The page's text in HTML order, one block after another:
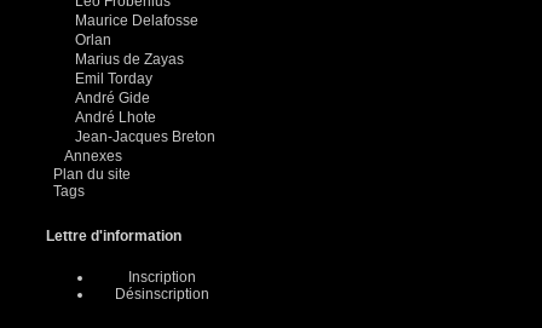
Maurice Delafosse
Orlan
Marius de Zayas
Emil Torday
André Gide
André Lhote
Jean-Jacques Breton
Annexes
Plan du site
Tags
Lettre d'information
Inscription
Désinscription